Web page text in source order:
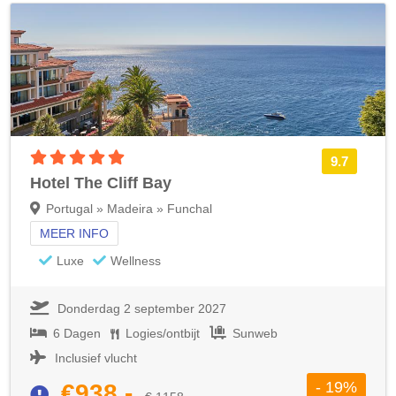
9.7
Hotel The Cliff Bay
Portugal » Madeira » Funchal
MEER INFO
Luxe
Wellness
Donderdag 2 september 2027
6 Dagen
Logies/ontbijt
Sunweb
Inclusief vlucht
- 19%